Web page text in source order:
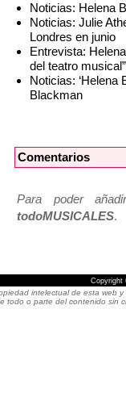
Noticias: Helena
Noticias: Julie
Londres en junio
Entrevista:
del teatro musical”
Noticias: ‘Helena
Blackman
Comentarios
Para poder
todoMUSICALES.
Copyright
intelectual de esta web
todo o parte del contenido sin